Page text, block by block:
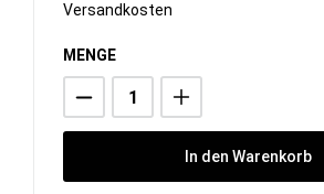
Versandkosten
MENGE
In den Warenkorb